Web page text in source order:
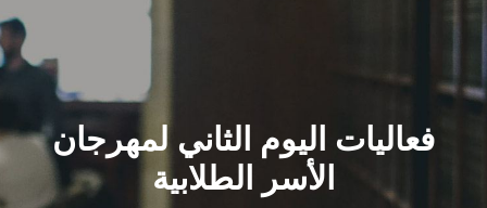
عن الجامعة
القطاعـات
الشئون الأكاديمية
البحث العلمي
فعاليات اليوم الثاني لمهرجان
الأسر الطلابية